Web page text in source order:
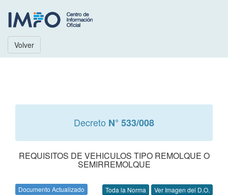
Volver
Decreto N° 533/008
REQUISITOS DE VEHICULOS TIPO REMOLQUE O
SEMIRREMOLQUE
Documento Actualizado Toda la Norma Ver Imagen del D.O.